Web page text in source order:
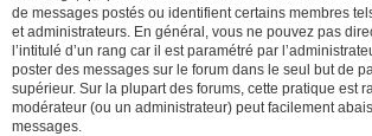
de messages postés ou identifient certains membres
et administrateurs. En général, vous ne pouvez pas
l’intitulé d’un rang car il est paramétré par
poster des messages sur le forum dans le seul but de
supérieur. Sur la plupart des forums, cette pratique est
modérateur (ou un administrateur) peut facilement
messages.